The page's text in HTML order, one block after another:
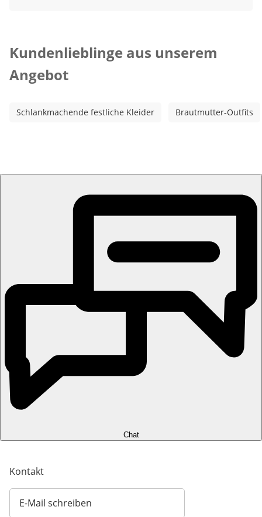
Kundenlieblinge aus unserem
Angebot
Schlankmachende festliche Kleider Brautmutter-Outfits
Chat
Kontakt
E-Mail schreiben
Öffnet E-Mail-Client